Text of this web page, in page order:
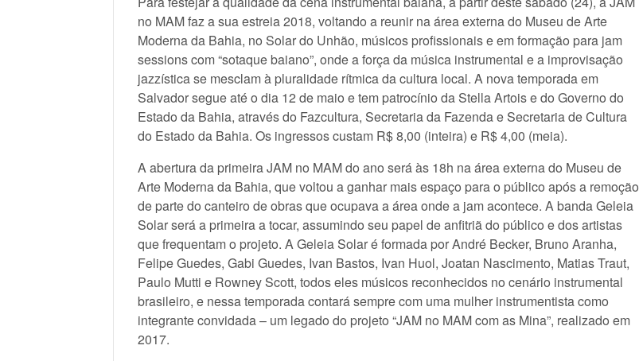
no MAM faz a sua estreia 2018, voltando a reunir na área externa do Museu de Arte
Moderna da Bahia, no Solar do Unhão, músicos profissionais e em formação para jam
sessions com “sotaque baiano”, onde a força da música instrumental e a improvisação
jazzística se mesclam à pluralidade rítmica da cultura local. A nova temporada em
Salvador segue até o dia 12 de maio e tem patrocínio da Stella Artois e do Governo do
Estado da Bahia, através do Fazcultura, Secretaria da Fazenda e Secretaria de Cultura
do Estado da Bahia. Os ingressos custam R$ 8,00 (inteira) e R$ 4,00 (meia).
A abertura da primeira JAM no MAM do ano será às 18h na área externa do Museu de
Arte Moderna da Bahia, que voltou a ganhar mais espaço para o público após a remoção
de parte do canteiro de obras que ocupava a área onde a jam acontece. A banda Geleia
Solar será a primeira a tocar, assumindo seu papel de anfitriã do público e dos artistas
que frequentam o projeto. A Geleia Solar é formada por André Becker, Bruno Aranha,
Felipe Guedes, Gabi Guedes, Ivan Bastos, Ivan Huol, Joatan Nascimento, Matias Traut,
Paulo Mutti e Rowney Scott, todos eles músicos reconhecidos no cenário instrumental
brasileiro, e nessa temporada contará sempre com uma mulher instrumentista como
integrante convidada – um legado do projeto “JAM no MAM com as Mina”, realizado em
2017.